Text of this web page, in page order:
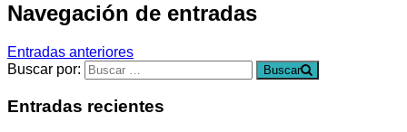
Navegación de entradas
Entradas anteriores
Buscar por:
Buscar
Entradas recientes